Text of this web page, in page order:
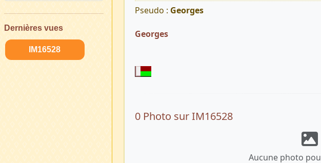
Dernières vues
IM16528
Pseudo : Georges
Georges
0 Photo sur IM16528
Aucune photo